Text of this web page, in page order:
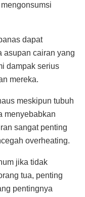
dapat
asupan cairan yang
dampak serius
mereka.
meskipun tubuh
menyebabkan
sangat penting
overheating.
jika tidak
tua, penting
pentingnya